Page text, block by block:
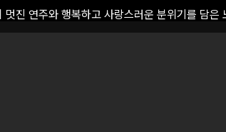
멋진 연주와 행복하고 사랑스러운 분위기를 담은